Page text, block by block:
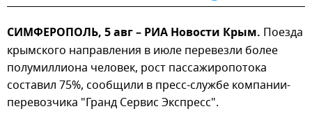
СИМФЕРОПОЛЬ, 5 авг – РИА Новости Крым. Поезда
крымского направления в июле перевезли более
полумиллиона человек, рост пассажиропотока
составил 75%, сообщили в пресс-службе компании-
перевозчика "Гранд Сервис Экспресс".